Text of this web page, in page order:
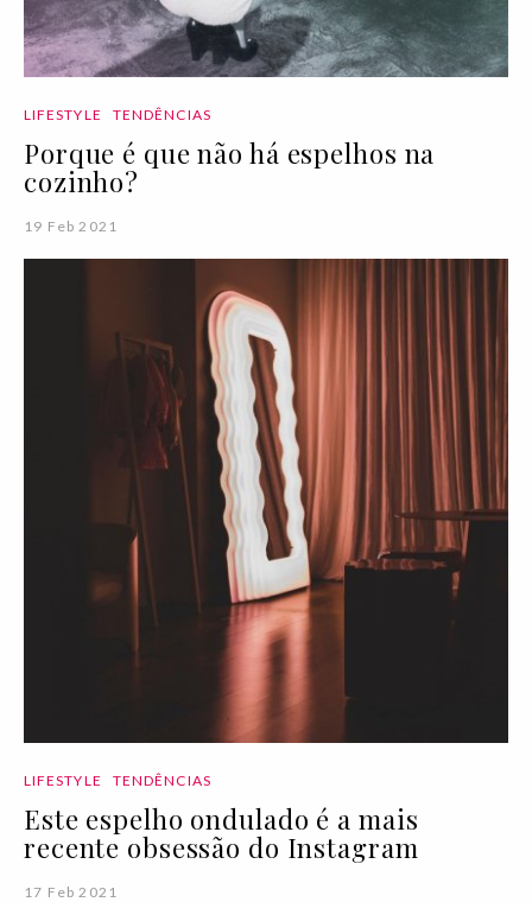
LIFESTYLE TENDÊNCIAS
Porque é que não há espelhos na
cozinho?
19 Feb 2021
LIFESTYLE TENDÊNCIAS
Este espelho ondulado é a mais
recente obsessão do Instagram
17 Feb 2021